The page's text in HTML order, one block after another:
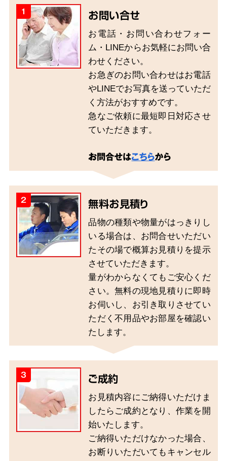
1 お問い合せ
お電話・お問い合わせフォー
ム・LINEからお気軽にお問い合
わせください。
お急ぎのお問い合わせはお電話
やLINEでお写真を送っていただ
く方法がおすすめです。
急なご依頼に最短即日対応させ
ていただきます。
お問合せはこちらから
2 無料お見積り
品物の種類や物量がはっきりし
いる場合は、お問合せいただい
たその場で概算お見積りを提示
させていただきます。
量がわからなくてもご安心くだ
さい。無料の現地見積りに即時
お伺いし、お引き取りさせてい
ただく不用品やお部屋を確認い
たします。
3 ご成約
お見積内容にご納得いただけま
したらご成約となり、作業を開
始いたします。
ご納得いただけなかった場合、
お断りいただいてもキャンセル